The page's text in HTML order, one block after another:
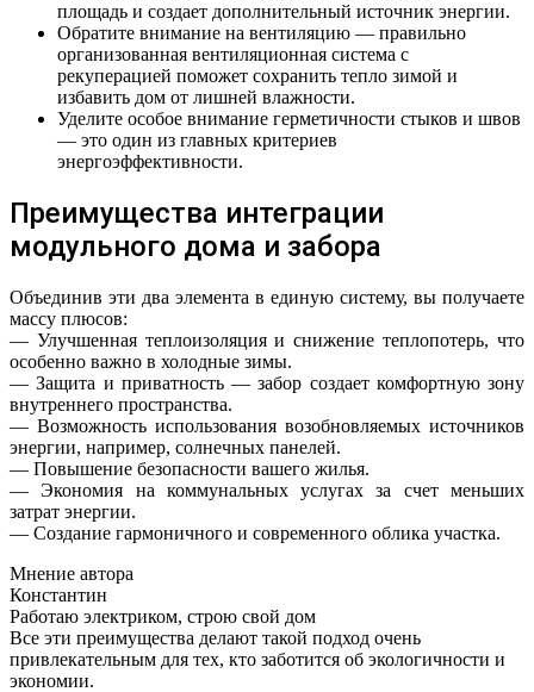
площадь и создает дополнительный источник энергии.
Обратите внимание на вентиляцию — правильно
организованная вентиляционная система с
рекуперацией поможет сохранить тепло зимой и
избавить дом от лишней влажности.
Уделите особое внимание герметичности стыков и швов
— это один из главных критериев
энергоэффективности.
Преимущества интеграции
модульного дома и забора
Объединив эти два элемента в единую систему, вы получаете
массу плюсов:
— Улучшенная теплоизоляция и снижение теплопотерь, что
особенно важно в холодные зимы.
— Защита и приватность — забор создает комфортную зону
внутреннего пространства.
— Возможность использования возобновляемых источников
энергии, например, солнечных панелей.
— Повышение безопасности вашего жилья.
— Экономия на коммунальных услугах за счет меньших
затрат энергии.
— Создание гармоничного и современного облика участка.
Мнение автора
Константин
Работаю электриком, строю свой дом
Все эти преимущества делают такой подход очень
привлекательным для тех, кто заботится об экологичности и
экономии.